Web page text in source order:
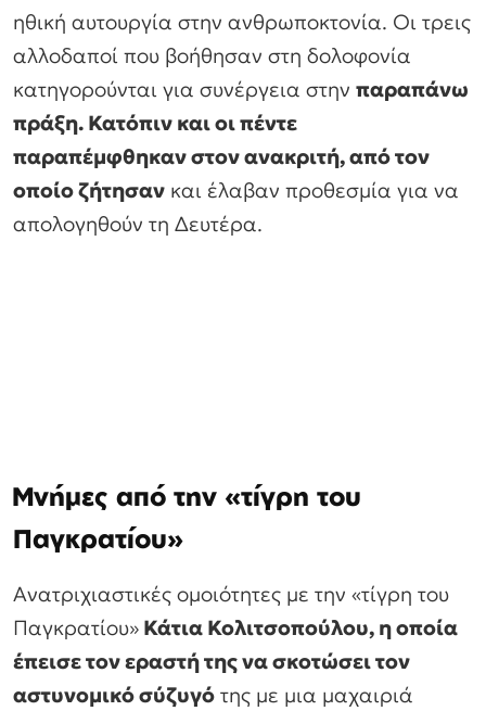
ηθική αυτουργία στην ανθρωποκτονία. Οι τρεις
αλλοδαποί που βοήθησαν στη δολοφονία
κατηγορούνται για συνέργεια στην παραπάνω
πράξη. Κατόπιν και οι πέντε
παραπέμφθηκαν στον ανακριτή, από τον
οποίο ζήτησαν και έλαβαν προθεσμία για να
απολογηθούν τη Δευτέρα.
Μνήμες από την «τίγρη του
Παγκρατίου»
Ανατριχιαστικές ομοιότητες με την «τίγρη του
Παγκρατίου» Κάτια Κολιτσοπούλου, η οποία
έπεισε τον εραστή της να σκοτώσει τον
αστυνομικό σύζυγό της με μια μαχαιριά